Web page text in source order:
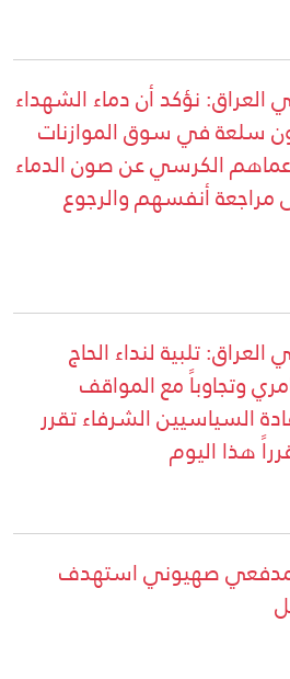
العراق: نؤكد أن دماء الشهداء
سلعة في سوق الموازنات
الكرسي عن صون الدماء
مراجعة أنفسهم والرجوع
تلبية لنداء الحاج
وتجاوباً مع المواقف
السياسيين الشرفاء تقرر
هذا اليوم
صهيوني استهدف